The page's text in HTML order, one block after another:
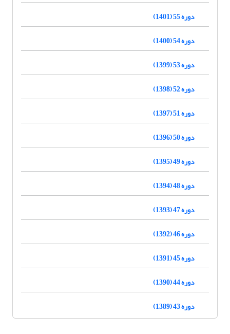
دوره 55 (1401)
دوره 54 (1400)
دوره 53 (1399)
دوره 52 (1398)
دوره 51 (1397)
دوره 50 (1396)
دوره 49 (1395)
دوره 48 (1394)
دوره 47 (1393)
دوره 46 (1392)
دوره 45 (1391)
دوره 44 (1390)
دوره 43 (1389)